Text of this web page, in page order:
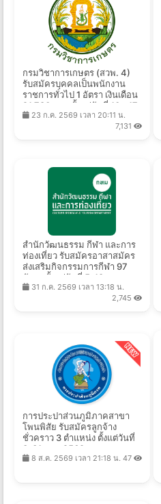
กรมวิชาการเกษตร (สวพ. 4)
รับสมัครบุคคลเป็นพนักงาน
ราชการทั่วไป 1 อัตรา เงินเดือน
21,780 บาท ตั้งแต่วันที่ 10 - 17
ส.ค. 2569
23 ก.ค. 2569 เวลา 20:11 น.
7,131
สำนักวัฒนธรรม กีฬา และการ
ท่องเที่ยว รับสมัครอาสาสมัคร
ส่งเสริมกิจกรรมการกีฬา 97
อัตรา ตั้งแต่วันที่ 5-18 ส.ค.
256931 ก.ค. 2569 เวลา 13:18 น.
2,745
การประปาส่วนภูมิภาคสาขา
โพนพิสัย รับสมัครลูกจ้าง
ชั่วคราว 3 ตำแหน่ง ตั้งแต่วันที่
3-31 ส.ค. 2569
8 ส.ค. 2569 เวลา 21:18 น. 47